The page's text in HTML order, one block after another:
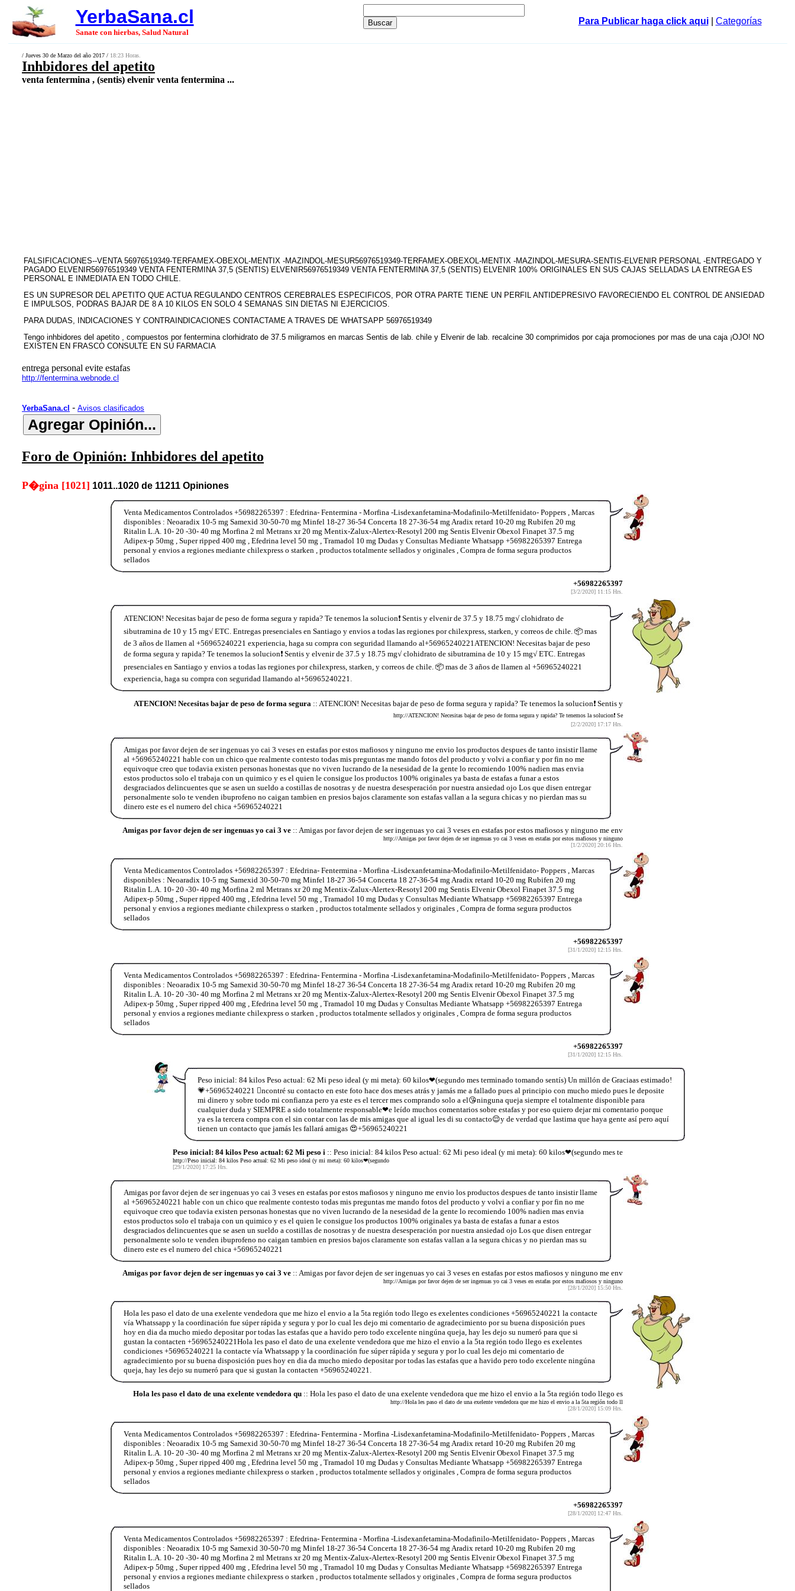
YerbaSana.cl
Sanate con hierbas, Salud Natural
Para Publicar haga click aqui| Categorías
/ Jueves 30 de Marzo del año 2017 / 18:23 Horas.
Inhbidores del apetito
venta fentermina , (sentis) elvenir venta fentermina ...
FALSIFICACIONES--VENTA 56976519349-TERFAMEX-OBEXOL-MENTIX -MAZINDOL-MESUR56976519349-TERFAMEX-OBEXOL-MENTIX -MAZINDOL-MESURA-SENTIS-ELVENIR PERSONAL -ENTREGADO Y
PAGADO ELVENIR56976519349 VENTA FENTERMINA 37,5 (SENTIS) ELVENIR56976519349 VENTA FENTERMINA 37,5 (SENTIS) ELVENIR 100% ORIGINALES EN SUS CAJAS SELLADAS LA ENTREGA ES
PERSONAL E INMEDIATA EN TODO CHILE.
ES UN SUPRESOR DEL APETITO QUE ACTUA REGULANDO CENTROS CEREBRALES ESPECIFICOS, POR OTRA PARTE TIENE UN PERFIL ANTIDEPRESIVO FAVORECIENDO EL CONTROL DE ANSIEDAD
E IMPULSOS, PODRAS BAJAR DE 8 A 10 KILOS EN SOLO 4 SEMANAS SIN DIETAS NI EJERCICIOS.
PARA DUDAS, INDICACIONES Y CONTRAINDICACIONES CONTACTAME A TRAVES DE WHATSAPP 56976519349
Tengo inhbidores del apetito , compuestos por fentermina clorhidrato de 37.5 miligramos en marcas Sentis de lab. chile y Elvenir de lab. recalcine 30 comprimidos por caja promociones por mas de una caja ¡OJO! NO
EXISTEN EN FRASCO CONSULTE EN SU FARMACIA
entrega personal evite estafas
http://fentermina.webnode.cl
YerbaSana.cl - Avisos clasificados
Foro de Opinión: Inhbidores del apetito
P�gina [1021] 1011..1020 de 11211 Opiniones
Venta Medicamentos Controlados +56982265397 : Efedrina- Fentermina - Morfina -Lisdexanfetamina-Modafinilo-Metilfenidato- Poppers , Marcas
disponibles : Neoaradix 10-5 mg Samexid 30-50-70 mg Minfel 18-27 36-54 Concerta 18 27-36-54 mg Aradix retard 10-20 mg Rubifen 20 mg
Ritalin L.A. 10- 20 -30- 40 mg Morfina 2 ml Metrans xr 20 mg Mentix-Zalux-Alertex-Resotyl 200 mg Sentis Elvenir Obexol Finapet 37.5 mg
Adipex-p 50mg , Super ripped 400 mg , Efedrina level 50 mg , Tramadol 10 mg Dudas y Consultas Mediante Whatsapp +56982265397 Entrega
personal y envios a regiones mediante chilexpress o starken , productos totalmente sellados y originales , Compra de forma segura productos
sellados
+56982265397
[3/2/2020] 11:15 Hrs.
ATENCION! Necesitas bajar de peso de forma segura y rapida? Te tenemos la solucion❗ Sentis y elvenir de 37.5 y 18.75 mg√ clohidrato de
sibutramina de 10 y 15 mg√ ETC. Entregas presenciales en Santiago y envios a todas las regiones por chilexpress, starken, y correos de chile. 📦 mas
de 3 años de llamen al +56965240221 experiencia, haga su compra con seguridad llamando al+56965240221ATENCION! Necesitas bajar de peso
de forma segura y rapida? Te tenemos la solucion❗ Sentis y elvenir de 37.5 y 18.75 mg√ clohidrato de sibutramina de 10 y 15 mg√ ETC. Entregas
presenciales en Santiago y envios a todas las regiones por chilexpress, starken, y correos de chile. 📦 mas de 3 años de llamen al +56965240221
experiencia, haga su compra con seguridad llamando al+56965240221.
ATENCION! Necesitas bajar de peso de forma segura :: ATENCION! Necesitas bajar de peso de forma segura y rapida? Te tenemos la solucion❗ Sentis y
http://ATENCION! Necesitas bajar de peso de forma segura y rapida? Te tenemos la solucion❗ Se
[2/2/2020] 17:17 Hrs.
Amigas por favor dejen de ser ingenuas yo cai 3 veses en estafas por estos mafiosos y ninguno me envio los productos despues de tanto insistir llame
al +56965240221 hable con un chico que realmente contesto todas mis preguntas me mando fotos del producto y volvi a confiar y por fin no me
equivoque creo que todavia existen personas honestas que no viven lucrando de la nesesidad de la gente lo recomiendo 100% nadien mas envia
estos productos solo el trabaja con un quimico y es el quien le consigue los productos 100% originales ya basta de estafas a funar a estos
desgraciados delincuentes que se asen un sueldo a costillas de nosotras y de nuestra desesperación por nuestra ansiedad ojo Los que disen entregar
personalmente solo te venden ibuprofeno no caigan tambien en presios bajos claramente son estafas vallan a la segura chicas y no pierdan mas su
dinero este es el numero del chica +56965240221
Amigas por favor dejen de ser ingenuas yo cai 3 ve:: Amigas por favor dejen de ser ingenuas yo cai 3 veses en estafas por estos mafiosos y ninguno me env
http://Amigas por favor dejen de ser ingenuas yo cai 3 veses en estafas por estos mafiosos y ninguno
[1/2/2020] 20:16 Hrs.
Venta Medicamentos Controlados +56982265397 : Efedrina- Fentermina - Morfina -Lisdexanfetamina-Modafinilo-Metilfenidato- Poppers , Marcas
disponibles : Neoaradix 10-5 mg Samexid 30-50-70 mg Minfel 18-27 36-54 Concerta 18 27-36-54 mg Aradix retard 10-20 mg Rubifen 20 mg
Ritalin L.A. 10- 20 -30- 40 mg Morfina 2 ml Metrans xr 20 mg Mentix-Zalux-Alertex-Resotyl 200 mg Sentis Elvenir Obexol Finapet 37.5 mg
Adipex-p 50mg , Super ripped 400 mg , Efedrina level 50 mg , Tramadol 10 mg Dudas y Consultas Mediante Whatsapp +56982265397 Entrega
personal y envios a regiones mediante chilexpress o starken , productos totalmente sellados y originales , Compra de forma segura productos
sellados
+56982265397
[31/1/2020] 12:15 Hrs.
Venta Medicamentos Controlados +56982265397 : Efedrina- Fentermina - Morfina -Lisdexanfetamina-Modafinilo-Metilfenidato- Poppers , Marcas
disponibles : Neoaradix 10-5 mg Samexid 30-50-70 mg Minfel 18-27 36-54 Concerta 18 27-36-54 mg Aradix retard 10-20 mg Rubifen 20 mg
Ritalin L.A. 10- 20 -30- 40 mg Morfina 2 ml Metrans xr 20 mg Mentix-Zalux-Alertex-Resotyl 200 mg Sentis Elvenir Obexol Finapet 37.5 mg
Adipex-p 50mg , Super ripped 400 mg , Efedrina level 50 mg , Tramadol 10 mg Dudas y Consultas Mediante Whatsapp +56982265397 Entrega
personal y envios a regiones mediante chilexpress o starken , productos totalmente sellados y originales , Compra de forma segura productos
sellados
+56982265397
[31/1/2020] 12:15 Hrs.
Peso inicial: 84 kilos Peso actual: 62 Mi peso ideal (y mi meta): 60 kilos❤(segundo mes terminado tomando sentís) Un millón de Graciaas estimado!
💗+56965240221 𵱥ncontré su contacto en este foto hace dos meses atrás y jamás me a fallado pues al principio con mucho miedo pues le deposite
mi dinero y sobre todo mi confianza pero ya este es el tercer mes comprando solo a el😘ninguna queja siempre el totalmente disponible para
cualquier duda y SIEMPRE a sido totalmente responsable❤e leído muchos comentarios sobre estafas y por eso quiero dejar mi comentario porque
ya es la tercera compra con el sin contar con las de mis amigas que al igual les di su contacto😌y de verdad que lastima que haya gente así pero aquí
tienen un contacto que jamás les fallará amigas 😍+56965240221
Peso inicial: 84 kilos Peso actual: 62 Mi peso i :: Peso inicial: 84 kilos Peso actual: 62 Mi peso ideal (y mi meta): 60 kilos❤(segundo mes te
http://Peso inicial: 84 kilos Peso actual: 62 Mi peso ideal (y mi meta): 60 kilos❤(segundo
[29/1/2020] 17:25 Hrs.
Amigas por favor dejen de ser ingenuas yo cai 3 veses en estafas por estos mafiosos y ninguno me envio los productos despues de tanto insistir llame
al +56965240221 hable con un chico que realmente contesto todas mis preguntas me mando fotos del producto y volvi a confiar y por fin no me
equivoque creo que todavia existen personas honestas que no viven lucrando de la nesesidad de la gente lo recomiendo 100% nadien mas envia
estos productos solo el trabaja con un quimico y es el quien le consigue los productos 100% originales ya basta de estafas a funar a estos
desgraciados delincuentes que se asen un sueldo a costillas de nosotras y de nuestra desesperación por nuestra ansiedad ojo Los que disen entregar
personalmente solo te venden ibuprofeno no caigan tambien en presios bajos claramente son estafas vallan a la segura chicas y no pierdan mas su
dinero este es el numero del chica +56965240221
Amigas por favor dejen de ser ingenuas yo cai 3 ve:: Amigas por favor dejen de ser ingenuas yo cai 3 veses en estafas por estos mafiosos y ninguno me env
http://Amigas por favor dejen de ser ingenuas yo cai 3 veses en estafas por estos mafiosos y ninguno
[28/1/2020] 15:50 Hrs.
Hola les paso el dato de una exelente vendedora que me hizo el envio a la 5ta región todo llego es exelentes condiciones +56965240221 la contacte
vía Whatssapp y la coordinación fue súper rápida y segura y por lo cual les dejo mi comentario de agradecimiento por su buena disposición pues
hoy en dia da mucho miedo depositar por todas las estafas que a havido pero todo excelente ningúna queja, hay les dejo su numeró para que si
gustan la contacten +56965240221Hola les paso el dato de una exelente vendedora que me hizo el envio a la 5ta región todo llego es exelentes
condiciones +56965240221 la contacte vía Whatssapp y la coordinación fue súper rápida y segura y por lo cual les dejo mi comentario de
agradecimiento por su buena disposición pues hoy en dia da mucho miedo depositar por todas las estafas que a havido pero todo excelente ningúna
queja, hay les dejo su numeró para que si gustan la contacten +56965240221.
Hola les paso el dato de una exelente vendedora qu:: Hola les paso el dato de una exelente vendedora que me hizo el envio a la 5ta región todo llego es
http://Hola les paso el dato de una exelente vendedora que me hizo el envio a la 5ta región todo ll
[28/1/2020] 15:09 Hrs.
Venta Medicamentos Controlados +56982265397 : Efedrina- Fentermina - Morfina -Lisdexanfetamina-Modafinilo-Metilfenidato- Poppers , Marcas
disponibles : Neoaradix 10-5 mg Samexid 30-50-70 mg Minfel 18-27 36-54 Concerta 18 27-36-54 mg Aradix retard 10-20 mg Rubifen 20 mg
Ritalin L.A. 10- 20 -30- 40 mg Morfina 2 ml Metrans xr 20 mg Mentix-Zalux-Alertex-Resotyl 200 mg Sentis Elvenir Obexol Finapet 37.5 mg
Adipex-p 50mg , Super ripped 400 mg , Efedrina level 50 mg , Tramadol 10 mg Dudas y Consultas Mediante Whatsapp +56982265397 Entrega
personal y envios a regiones mediante chilexpress o starken , productos totalmente sellados y originales , Compra de forma segura productos
sellados
+56982265397
[28/1/2020] 12:47 Hrs.
Venta Medicamentos Controlados +56982265397 : Efedrina- Fentermina - Morfina -Lisdexanfetamina-Modafinilo-Metilfenidato- Poppers , Marcas
disponibles : Neoaradix 10-5 mg Samexid 30-50-70 mg Minfel 18-27 36-54 Concerta 18 27-36-54 mg Aradix retard 10-20 mg Rubifen 20 mg
Ritalin L.A. 10- 20 -30- 40 mg Morfina 2 ml Metrans xr 20 mg Mentix-Zalux-Alertex-Resotyl 200 mg Sentis Elvenir Obexol Finapet 37.5 mg
Adipex-p 50mg , Super ripped 400 mg , Efedrina level 50 mg , Tramadol 10 mg Dudas y Consultas Mediante Whatsapp +56982265397 Entrega
personal y envios a regiones mediante chilexpress o starken , productos totalmente sellados y originales , Compra de forma segura productos
sellados